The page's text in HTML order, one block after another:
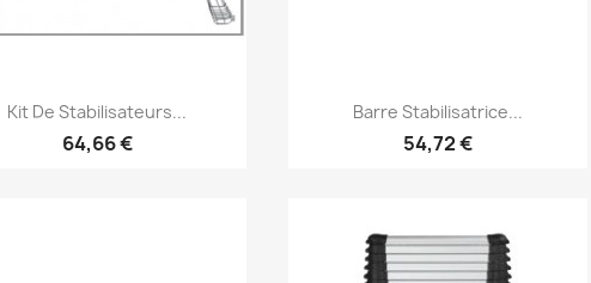
Aperçu rapide
Kit De Stabilisateurs...
64,66 €
Aperçu rapide
Barre Stabilisatrice...
54,72 €